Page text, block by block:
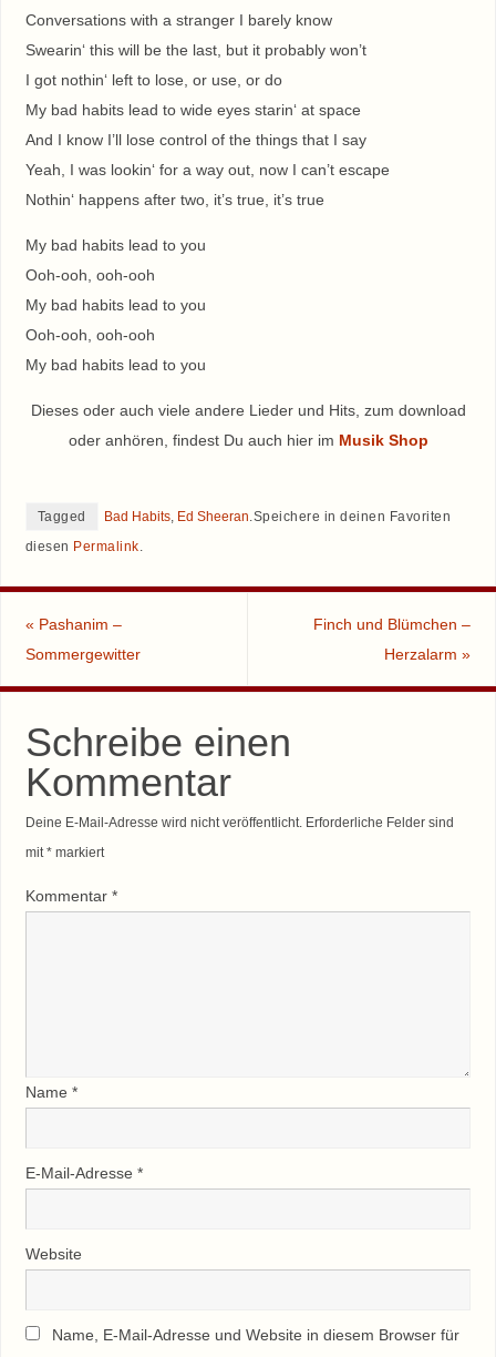
Conversations with a stranger I barely know
Swearin‘ this will be the last, but it probably won’t
I got nothin‘ left to lose, or use, or do
My bad habits lead to wide eyes starin‘ at space
And I know I’ll lose control of the things that I say
Yeah, I was lookin‘ for a way out, now I can’t escape
Nothin‘ happens after two, it’s truе, it’s true
My bad habits lead to you
Ooh-ooh, ooh-ooh
My bad habits lead to you
Ooh-ooh, ooh-ooh
My bad habits lead to you
Dieses oder auch viele andere Lieder und Hits, zum download
oder anhören, findest Du auch hier im Musik Shop
Tagged Bad Habits, Ed Sheeran Speichere in deinen Favoriten
diesen Permalink
« Pashanim –
Sommergewitter
Finch und Blümchen –
Herzalarm»
Schreibe einen
Kommentar
Deine E-Mail-Adresse wird nicht veröffentlicht. Erforderliche Felder sind
mit *markiert
Kommentar *
Name *
E-Mail-Adresse *
Website
Name, E-Mail-Adresse und Website in diesem Browser für